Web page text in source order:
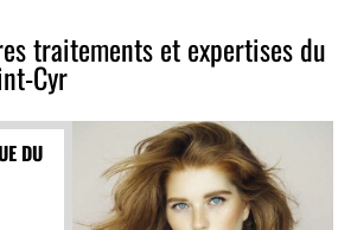
traitements et expertises du
Cyr
DU